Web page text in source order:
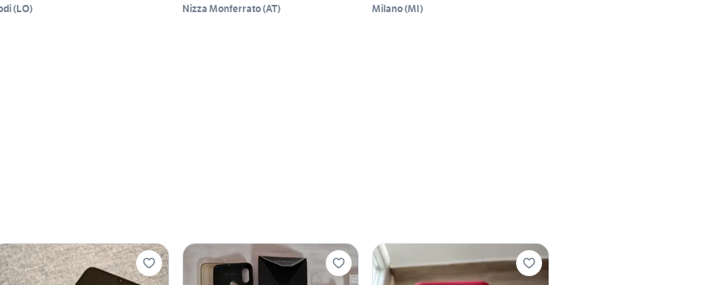
(LO) Nizza Monferrato(AT) Milano(MI)